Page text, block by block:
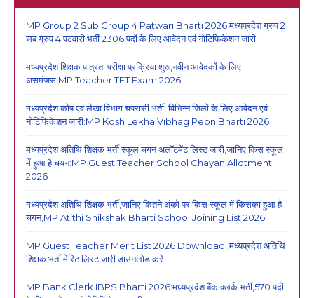
MP Group 2 Sub Group 4 Patwari Bharti 2026:मध्यप्रदेश ग्रुप 2
सब ग्रुप 4 पटवारी भर्ती 2306 पदों के लिए आवेदन एवं नोटिफिकेशन जारी
मध्यप्रदेश शिक्षक पात्रता परीक्षा प्रक्रिया शुरू,नवीन आवेदकों के लिए
असमंजस,MP Teacher TET Exam 2026
मध्यप्रदेश कोष एवं लेखा विभाग चपरासी भर्ती, विभिन्न जिलों के लिए आवेदन एवं
नोटिफिकेशन जारी:MP Kosh Lekha Vibhag Peon Bharti 2026
मध्यप्रदेश अतिथि शिक्षक भर्ती स्कूल चयन अलॉटमेंट लिस्ट जारी,जानिए किस स्कूल
में हुआ है चयन:MP Guest Teacher School Chayan Allotment
2026
मध्यप्रदेश अतिथि शिक्षक भर्ती,जानिए कितने अंको पर किस स्कूल में किसका हुआ है
चयन,MP Atithi Shikshak Bharti School Joining List 2026
MP Guest Teacher Merit List 2026 Download ,मध्यप्रदेश अतिथि
शिक्षक भर्ती मेरिट लिस्ट जारी डाउनलोड करें
MP Bank Clerk IBPS Bharti 2026:मध्यप्रदेश बैंक क्लर्क भर्ती,570 पदों